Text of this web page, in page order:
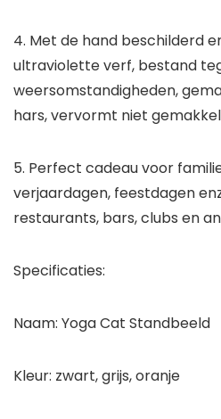
4. Met de hand beschilderd
ultraviolette verf, bestand
weersomstandigheden,
hars, vervormt niet
5. Perfect cadeau voor
verjaardagen, feestdagen
restaurants, bars, clubs en
Specificaties:
Naam: Yoga Cat Standbeeld
Kleur: zwart, grijs, oranje